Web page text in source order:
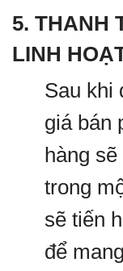
5. THANH
LINH
Sau khi
giá bán
hàng
trong
sẽ tiến
để